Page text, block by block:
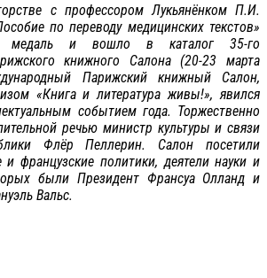
с профессором Лукьянёнком П.И.
по переводу медицинских текстов»
медаль и вошло в каталог 35-го
книжного Салона (20-23 марта
Парижский книжный Салон,
«Книга и литература живы!», явился
событием года. Торжественно
речью министр культуры и связи
Флёр Пеллерин. Салон посетили
французские политики, деятели науки и
были Президент Франсуа Олланд и
Вальс.